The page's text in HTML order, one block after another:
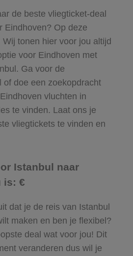
de beste vliegticket-deal
Eindhoven? Op deze
Wij tonen hier voor jou altijd
voor Eindhoven met
Ga voor de
of doe een zoekopdracht
vluchten in
te vinden. Laat ons je
vliegtickets te vinden en
Istanbul naar
is: €
dat je de reis van Istanbul
maken en ben je flexibel?
deal wat voor jou! Dit
veranderen dus wil je